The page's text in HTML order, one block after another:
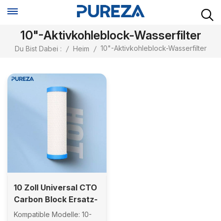
10"-Aktivkohleblock-Wasserfilter
Du Bist Dabei : / Heim / 10"-Aktivkohleblock-Wasserfilter
10 Zoll Universal CTO
Carbon Block Ersatz-
Wasserfilterkartusche
Kompatible Modelle: 10-